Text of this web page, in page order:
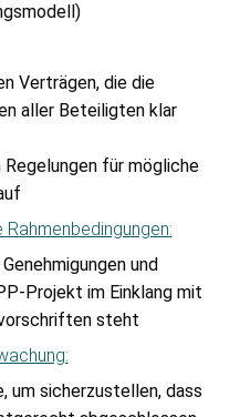
Verträgen, die die
aller Beteiligten klar
für mögliche
und
Projekt im Einklang mit
steht
um sicherzustellen, dass